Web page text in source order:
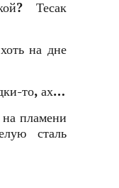
Тесак
на дне
то, ах…
пламени
сталь